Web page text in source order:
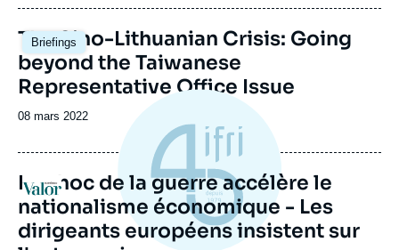
publication
Briefings
Image
principale
The Sino-Lithuanian Crisis: Going
beyond the Taiwanese
Representative Office Issue
Date
publication
08 mars 2022
Logo
Le choc de la guerre accélère le
nationalisme économique - Les
dirigeants européens insistent sur